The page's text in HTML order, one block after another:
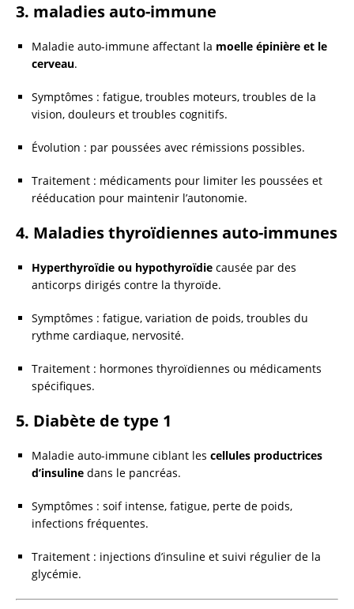
3. maladies auto-immune
Maladie auto-immune affectant la moelle épinière et le
cerveau.
Symptômes : fatigue, troubles moteurs, troubles de la
vision, douleurs et troubles cognitifs.
Évolution : par poussées avec rémissions possibles.
Traitement : médicaments pour limiter les poussées et
rééducation pour maintenir l’autonomie.
4. Maladies thyroïdiennes auto-immunes
Hyperthyroïdie ou hypothyroïdie causée par des
anticorps dirigés contre la thyroïde.
Symptômes : fatigue, variation de poids, troubles du
rythme cardiaque, nervosité.
Traitement : hormones thyroïdiennes ou médicaments
spécifiques.
5. Diabète de type 1
Maladie auto-immune ciblant les cellules productrices
d’insuline dans le pancréas.
Symptômes : soif intense, fatigue, perte de poids,
infections fréquentes.
Traitement : injections d’insuline et suivi régulier de la
glycémie.